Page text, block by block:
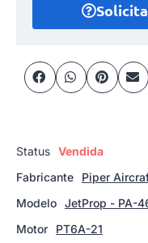
Status Vendida
Fabricante
Piper
Modelo JetProp - PA-
Motor
PT6A-21